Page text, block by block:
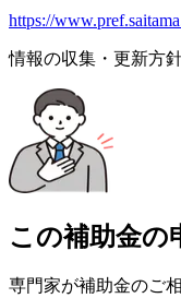
https://
情報の収集・更新方
この補助金の
専門家が補助金のご